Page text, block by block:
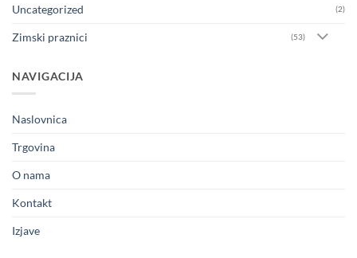
Uncategorized (2)
Zimski praznici (53)
NAVIGACIJA
Naslovnica
Trgovina
O nama
Kontakt
Izjave